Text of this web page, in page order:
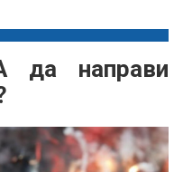
да направи